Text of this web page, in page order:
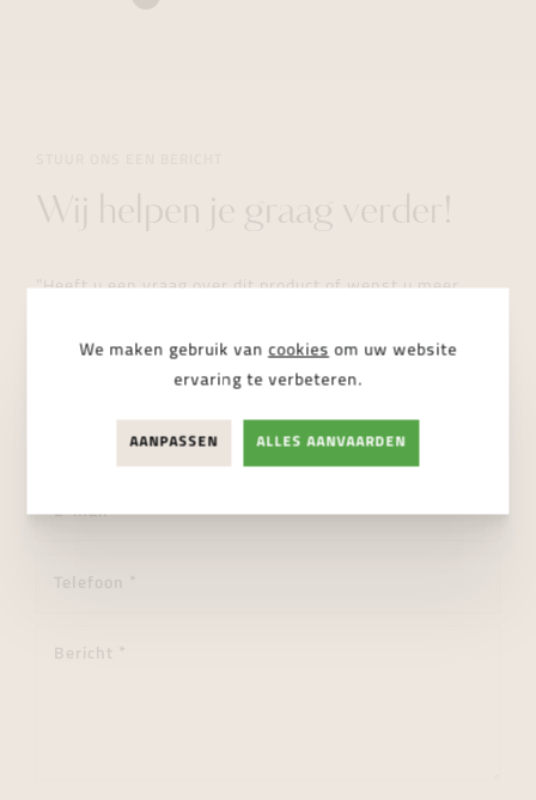
Wij helpen je graag verder!
"Heeft u een vraag over dit product of wenst u meer
helpen u zo snel mogelijk verder."
We maken gebruik van cookies om uw website
ervaring te verbeteren.
AANPASSEN ALLES AANVAARDEN